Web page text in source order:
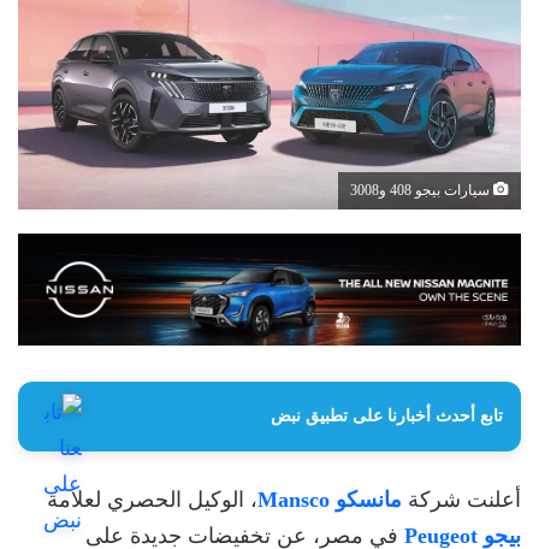
سيارات بيجو 408 و3008
تابع أحدث أخبارنا على تطبيق نبض
أعلنت شركة مانسكو Mansco
، الوكيل الحصري لعلامة
بيجو Peugeot
في مصر، عن تخفيضات جديدة على